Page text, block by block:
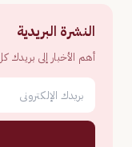
النشرة البريدية
أهم الأخبار إلى بريدك